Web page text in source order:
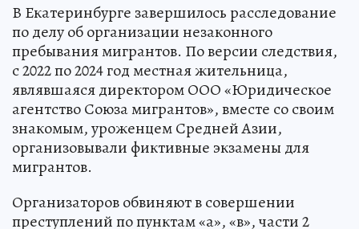
В Екатеринбурге завершилось расследование
по делу об организации незаконного
пребывания мигрантов. По версии следствия,
с 2022 по 2024 год местная жительница,
являвшаяся директором ООО «Юридическое
агентство Союза мигрантов», вместе со своим
знакомым, уроженцем Средней Азии,
организовывали фиктивные экзамены для
мигрантов.
Организаторов обвиняют в совершении
преступлений по пунктам «а», «в», части 2